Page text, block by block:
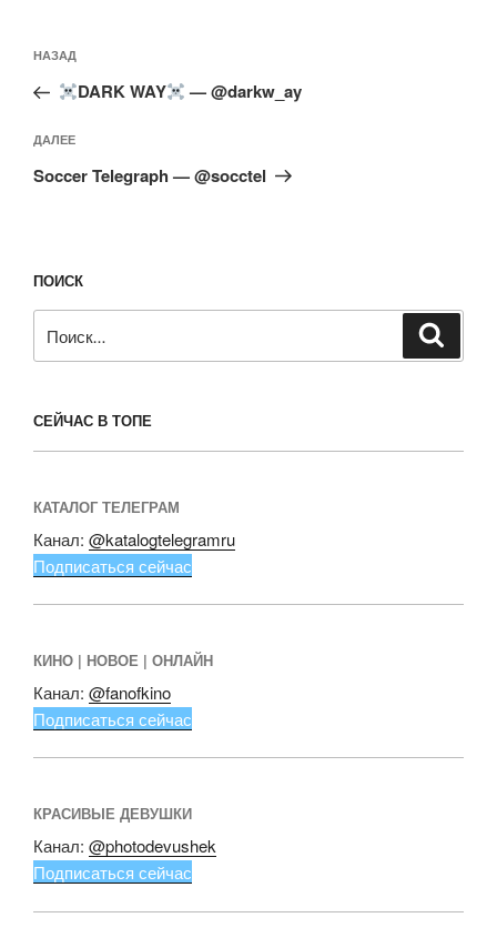
по
записям
Предыдущая
запись:
НАЗАД
DARK WAY — @darkw_ay
Следующая
запись
ДАЛЕЕ
Soccer Telegraph — @socctel
ПОИСК
СЕЙЧАС В ТОПЕ
КАТАЛОГ ТЕЛЕГРАМ
Канал: @katalogtelegramru
Подписаться сейчас
КИНО | НОВОЕ | ОНЛАЙН
Канал: @fanofkino
Подписаться сейчас
КРАСИВЫЕ ДЕВУШКИ
Канал: @photodevushek
Подписаться сейчас